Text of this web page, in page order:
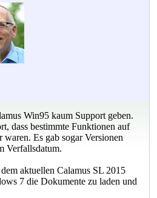
Win95 kaum Support geben.
dass bestimmte Funktionen auf
Es gab sogar Versionen
Verfallsdatum.
aktuellen Calamus SL 2015
7 die Dokumente zu laden und